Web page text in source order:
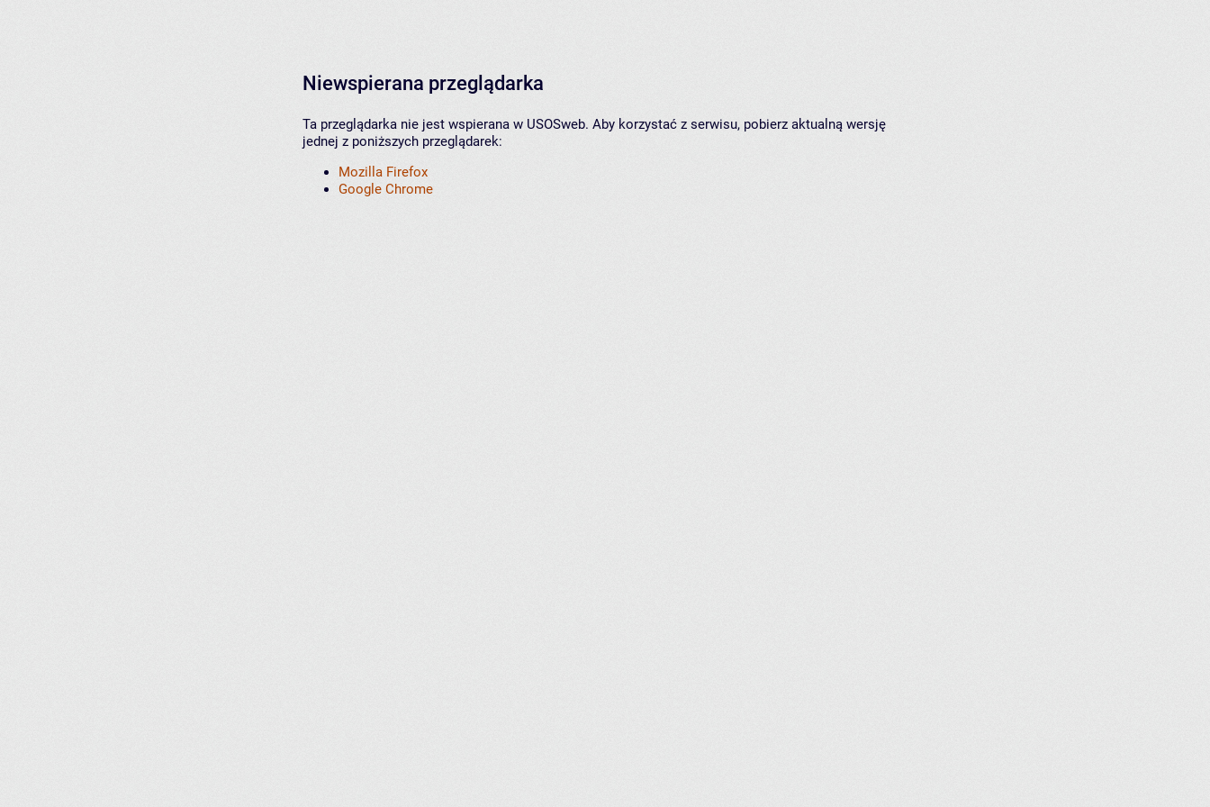
Niewspierana przeglądarka
Ta przeglądarka nie jest wspierana w USOSweb. Aby korzystać z serwisu, pobierz aktualną wersję
jednej z poniższych przeglądarek:
Mozilla Firefox
Google Chrome